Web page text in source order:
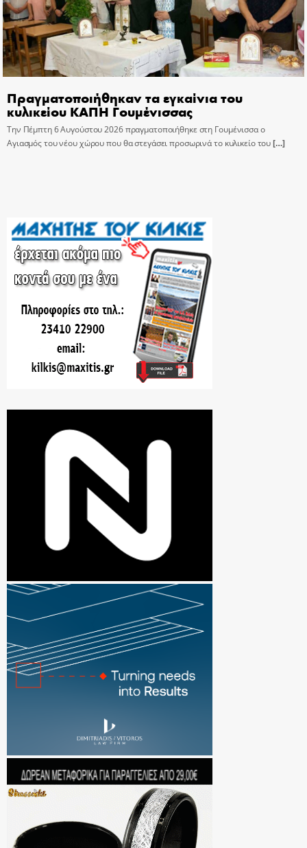
Πραγματοποιήθηκαν τα εγκαίνια του
κυλικείου ΚΑΠΗ Γουμένισσας
Την Πέμπτη 6 Αυγούστου 2026 πραγματοποιήθηκε στη Γουμένισσα ο
Αγιασμός του νέου χώρου που θα στεγάσει προσωρινά το κυλικείο του[…]